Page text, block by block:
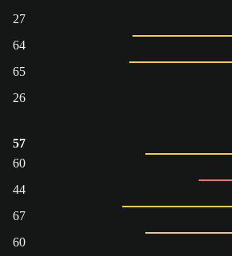
27
64
65
26
57
60
44
67
60